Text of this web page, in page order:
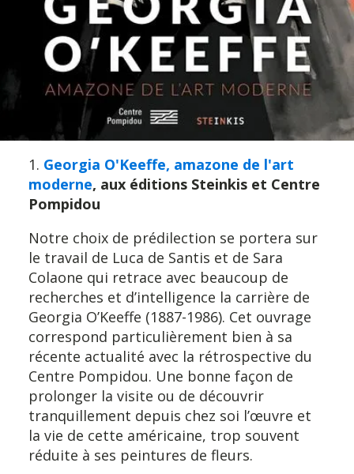
1. Georgia O'Keeffe, amazone de l'art
moderne, aux éditions Steinkis et Centre
Pompidou
Notre choix de prédilection se portera sur
le travail de Luca de Santis et de Sara
Colaone qui retrace avec beaucoup de
recherches et d’intelligence la carrière de
Georgia O’Keeffe (1887-1986). Cet ouvrage
correspond particulièrement bien à sa
récente actualité avec la rétrospective du
Centre Pompidou. Une bonne façon de
prolonger la visite ou de découvrir
tranquillement depuis chez soi l’œuvre et
la vie de cette américaine, trop souvent
réduite à ses peintures de fleurs.